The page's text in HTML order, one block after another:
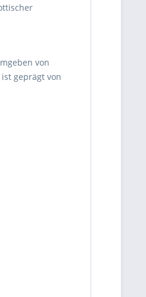
von
geprägt von